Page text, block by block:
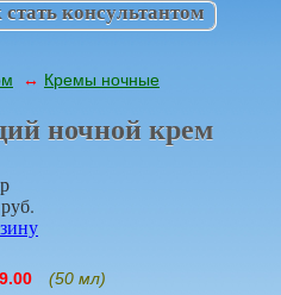
консультантом
↔ Кремы ночные
ночной крем
руб.
(50 мл)